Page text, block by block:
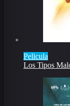
Pelicula
Los Tipos